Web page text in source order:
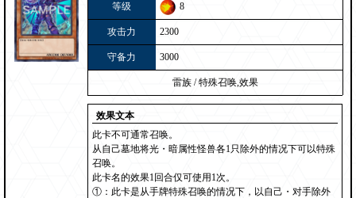
等级 8
攻击力 2300
守备力 3000
雷族 / 特殊召唤,效果
效果文本
此卡不可通常召唤。
从自己墓地将光・暗属性怪兽各1只除外的情况下可以特殊
召唤。
此卡名的效果1回合仅可使用1次。
①：此卡是从手牌特殊召唤的情况下，以自己・对手除外